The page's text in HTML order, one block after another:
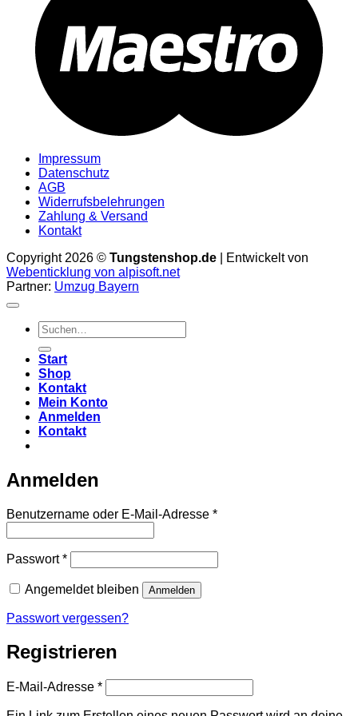
Impressum
Datenschutz
AGB
Widerrufsbelehrungen
Zahlung & Versand
Kontakt
Copyright 2026 © Tungstenshop.de | Entwickelt von
Webenticklung von alpisoft.net
Partner: Umzug Bayern
Suche
nach:
Start
Shop
Kontakt
Mein Konto
Anmelden
Kontakt
Anmelden
Benutzername oder E-Mail-Adresse *Erforderlich
Passwort*Erforderlich
Angemeldet bleiben Anmelden
Passwort vergessen?
Registrieren
E-Mail-Adresse *Erforderlich